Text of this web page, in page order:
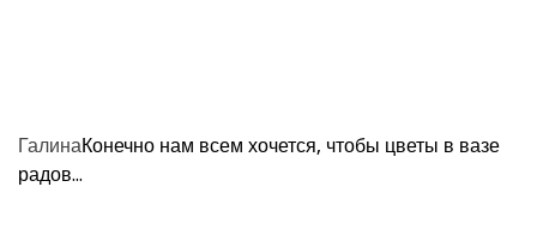
ГалинаКонечно нам всем хочется, чтобы цветы в вазе
радов...